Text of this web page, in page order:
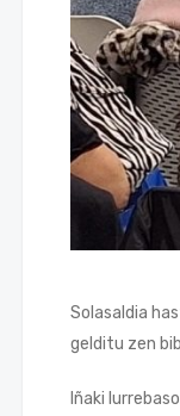
Solasaldia
gelditu zen
Iñaki